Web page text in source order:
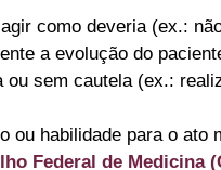
como deveria (ex.:
a evolução do
ou sem cautela (ex.:
ou habilidade para o ato
Federal de Medicina